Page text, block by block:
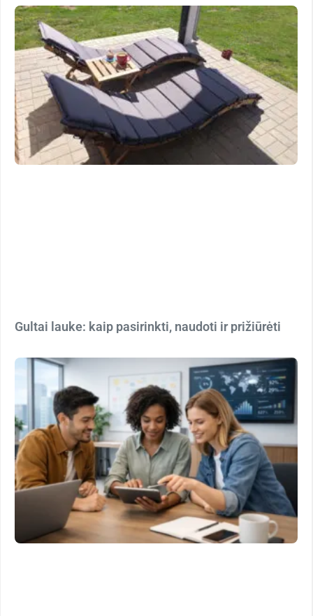
Gultai lauke: kaip pasirinkti, naudoti ir prižiūrėti